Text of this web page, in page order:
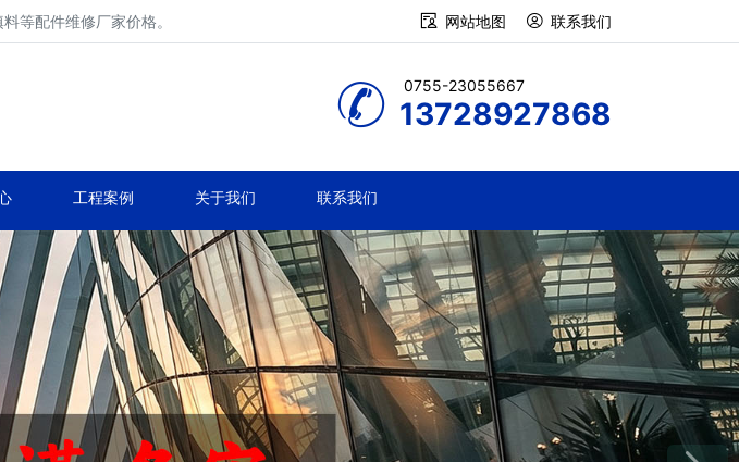
等配件维修厂家价格。 网站地图 联系我们
0755-23055667
13728927868
工程案例 关于我们 联系我们